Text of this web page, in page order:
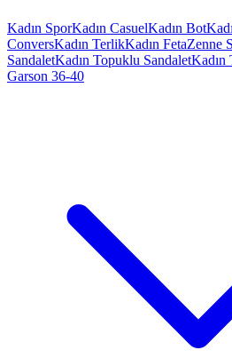
Kadın SporKadın CasuelKadın Bot
ConversKadın TerlikKadın FetaZenne
SandaletKadın Topuklu SandaletKadın
Garson 36-40